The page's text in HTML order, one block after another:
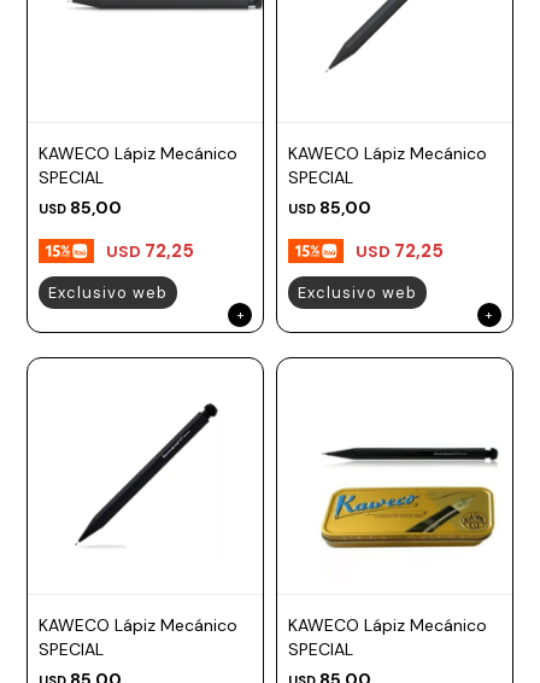
KAWECO Lápiz Mecánico
SPECIAL
USD 85,00
USD 72,25
Exclusivo web
KAWECO Lápiz Mecánico
SPECIAL
USD 85,00
USD 72,25
Exclusivo web
KAWECO Lápiz Mecánico
SPECIAL
KAWECO Lápiz Mecánico
SPECIAL